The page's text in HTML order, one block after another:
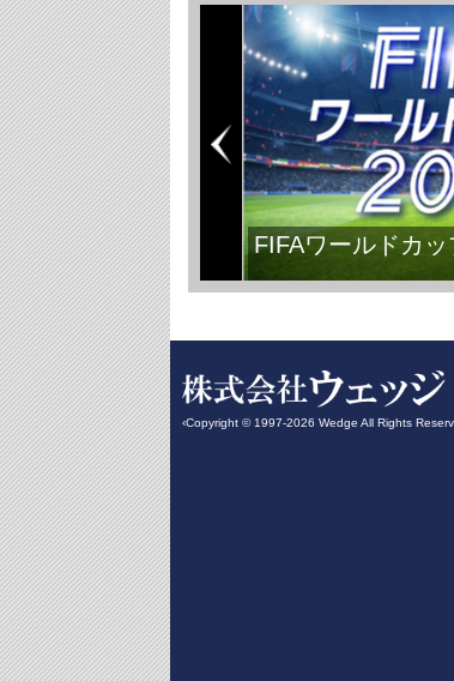
FIFAワールドカ
‹Copyright © 1997-2026 Wedge All Rights